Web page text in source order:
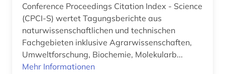
Conference Proceedings Citation Index - Science
(CPCI-S) wertet Tagungsberichte aus
naturwissenschaftlichen und technischen
Fachgebieten inklusive Agrarwissenschaften,
Umweltforschung, Biochemie, Molekularb...
Mehr Informationen